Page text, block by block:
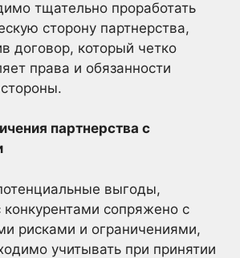
тщательно проработать
сторону партнерства,
договор, который четко
права и обязанности
партнерства с
выгоды,
конкурентами сопряжено с
рисками и ограничениями,
учитывать при принятии